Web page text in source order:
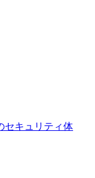
セキュリティ体